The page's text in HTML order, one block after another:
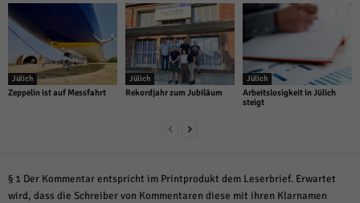
Jülich
Zeppelin ist auf Messfahrt
Jülich
Rekordjahr zum Jubiläum
Jülich
Arbeitslosigkeit in Jülich
steigt
§ 1 Der Kommentar entspricht im Printprodukt dem Leserbrief. Erwartet
wird, dass die Schreiber von Kommentaren diese mit ihren Klarnamen